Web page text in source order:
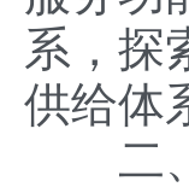
系，探
供给体
二、